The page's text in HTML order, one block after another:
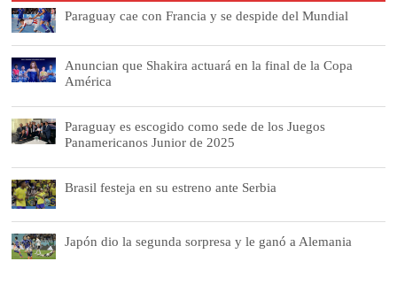
Paraguay cae con Francia y se despide del Mundial
Anuncian que Shakira actuará en la final de la Copa
América
Paraguay es escogido como sede de los Juegos
Panamericanos Junior de 2025
Brasil festeja en su estreno ante Serbia
Japón dio la segunda sorpresa y le ganó a Alemania